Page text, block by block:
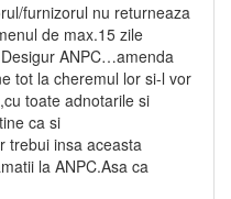
furnizorul nu returneaza
de max.15 zile
ANPC…amenda
tot la cheremul lor si-l vor
toate adnotarile si
ca si
trebui insa aceasta
la ANPC.Asa ca